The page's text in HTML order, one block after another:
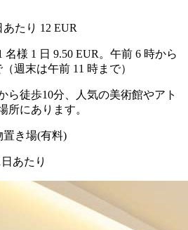
たり 12 EUR
様 1 日 9.50 EUR。午前 6 時から
週末は午前 11 時まで）
ら徒歩10分、人気の美術館やアト
所にあります。
置き場(有料)
あたり